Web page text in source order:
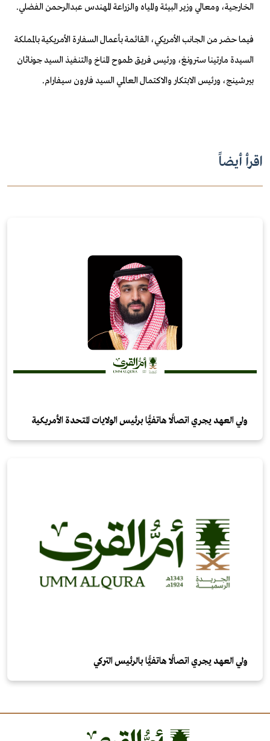
الخارجية، ومعالي وزير البيئة والمياه والزراعة المهندس عبدالرحمن الفضلي.
فيما حضر من الجانب الأمريكي، القائمة بأعمال السفارة الأمريكية بالمملكة
السيدة مارتينا سترونغ، ورئيس فريق طموح المناخ والتنفيذ السيد جوناثان
بيرشينج، ورئيس الابتكار والاكتمال العالمي السيد فارون سيفارام.
اقرأ أيضاً
ولي العهد يجري اتصالًا هاتفيًّا برئيس الولايات المتحدة الأمريكية
ولي العهد يجري اتصالًا هاتفيًّا بالرئيس التركي